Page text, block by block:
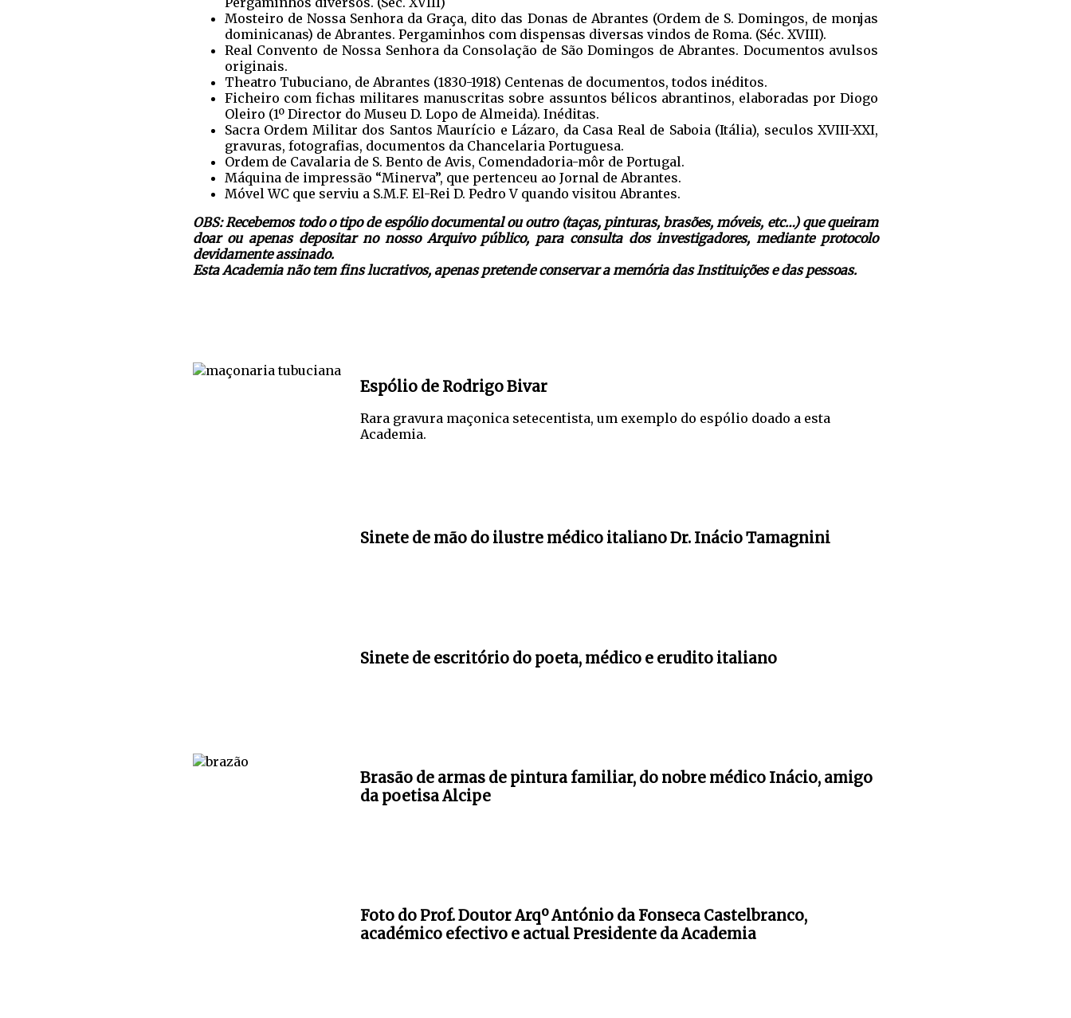
Mosteiro de Nossa Senhora da Graça, dito das Donas de Abrantes (Ordem de S. Domingos, de monjas
dominicanas) de Abrantes. Pergaminhos com dispensas diversas vindos de Roma. (Séc. XVIII).
Real Convento de Nossa Senhora da Consolação de São Domingos de Abrantes. Documentos avulsos
originais.
Theatro Tubuciano, de Abrantes (1830-1918) Centenas de documentos, todos inéditos.
Ficheiro com fichas militares manuscritas sobre assuntos bélicos abrantinos, elaboradas por Diogo
Oleiro (1º Director do Museu D. Lopo de Almeida). Inéditas.
Sacra Ordem Militar dos Santos Maurício e Lázaro, da Casa Real de Saboia (Itália), seculos XVIII-XXI,
gravuras, fotografias, documentos da Chancelaria Portuguesa.
Ordem de Cavalaria de S. Bento de Avis, Comendadoria-môr de Portugal.
Máquina de impressão “Minerva”, que pertenceu ao Jornal de Abrantes.
Móvel WC que serviu a S.M.F. El-Rei D. Pedro V quando visitou Abrantes.
OBS: Recebemos todo o tipo de espólio documental ou outro (taças, pinturas, brasões, móveis, etc…) que queiram
doar ou apenas depositar no nosso Arquivo público, para consulta dos investigadores, mediante protocolo
devidamente assinado.
Esta Academia não tem fins lucrativos, apenas pretende conservar a memória das Instituições e das pessoas.
Espólio de Rodrigo Bivar
Rara gravura maçonica setecentista, um exemplo do espólio doado a esta
Academia.
Sinete de mão do ilustre médico italiano Dr. Inácio Tamagnini
Sinete de escritório do poeta, médico e erudito italiano
Brasão de armas de pintura familiar, do nobre médico Inácio, amigo
da poetisa Alcipe
Foto do Prof. Doutor Arqº António da Fonseca Castelbranco,
académico efectivo e actual Presidente da Academia